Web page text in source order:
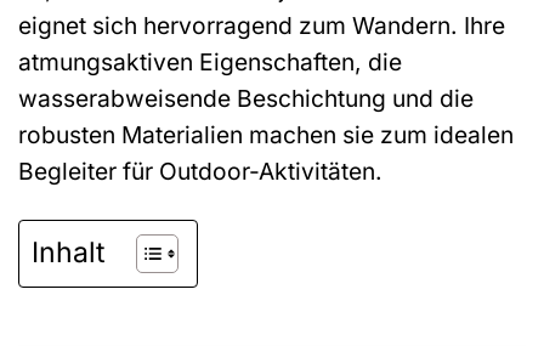
eignet sich hervorragend zum Wandern. Ihre
atmungsaktiven Eigenschaften, die
wasserabweisende Beschichtung und die
robusten Materialien machen sie zum idealen
Begleiter für Outdoor-Aktivitäten.
Inhalt